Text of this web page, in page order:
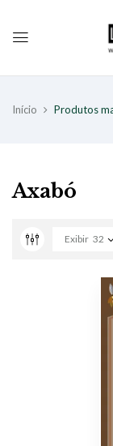
Início Produtos
Axabó
Exibir 32